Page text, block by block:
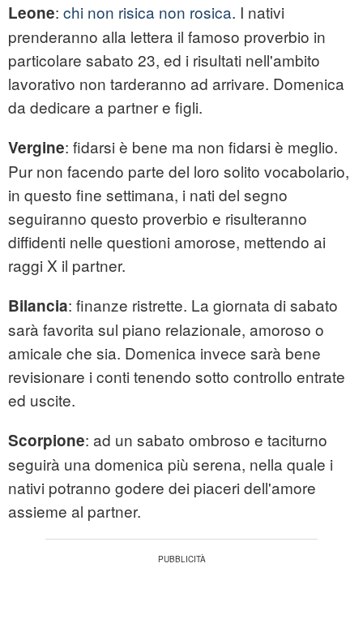
Leone: chi non risica non rosica. I nativi
prenderanno alla lettera il famoso proverbio in
particolare sabato 23, ed i risultati nell'ambito
lavorativo non tarderanno ad arrivare. Domenica
da dedicare a partner e figli.
Vergine: fidarsi è bene ma non fidarsi è meglio.
Pur non facendo parte del loro solito vocabolario,
in questo fine settimana, i nati del segno
seguiranno questo proverbio e risulteranno
diffidenti nelle questioni amorose, mettendo ai
raggi X il partner.
Bilancia: finanze ristrette. La giornata di sabato
sarà favorita sul piano relazionale, amoroso o
amicale che sia. Domenica invece sarà bene
revisionare i conti tenendo sotto controllo entrate
ed uscite.
Scorpione: ad un sabato ombroso e taciturno
seguirà una domenica più serena, nella quale i
nativi potranno godere dei piaceri dell'amore
assieme al partner.